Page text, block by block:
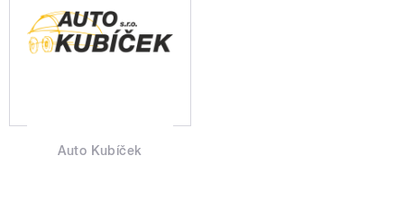
Auto Kubíček